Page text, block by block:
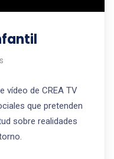
de CREA TV
que pretenden
sobre realidades